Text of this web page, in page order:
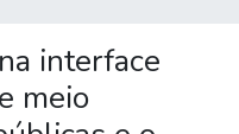
interface
meio